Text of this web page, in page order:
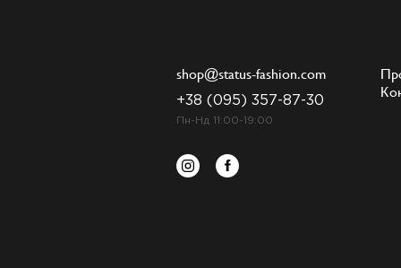
shop@status-fashion.com
+38 (095) 357-87-30
Пн-Нд 11:00-19:00